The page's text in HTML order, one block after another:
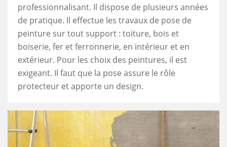
professionnalisant. Il dispose de plusieurs années
de pratique. Il effectue les travaux de pose de
peinture sur tout support : toiture, bois et
boiserie, fer et ferronnerie, en intérieur et en
extérieur. Pour les choix des peintures, il est
exigeant. Il faut que la pose assure le rôle
protecteur et apporte un design.